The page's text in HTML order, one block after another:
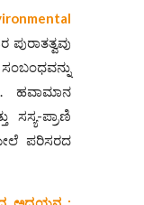
ಪುರಾತತ್ವವು
ಹವಾಮಾನ
ಪ್ರಾಣಿ
ಪರಿಸರದ